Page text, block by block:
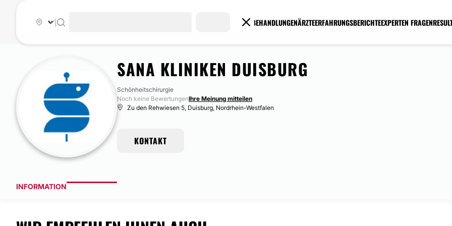
BEHANDLUNGENÄRZTEERFAHRUNGSBERICHTEEXPERTEN FRAGEN
SANA KLINIKEN DUISBURG
Schönheitschirurgie
Noch keine BewertungenIhre Meinung mitteilen
Zu den Rehwiesen 5, Duisburg, Nordrhein-Westfalen
KONTAKT
INFORMATION